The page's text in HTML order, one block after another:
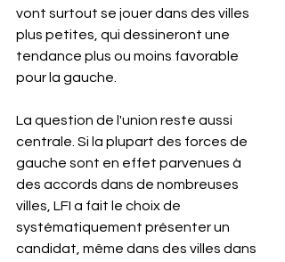
vont surtout se jouer dans des villes
plus petites, qui dessineront une
tendance plus ou moins favorable
pour la gauche.
La question de l'union reste aussi
centrale. Si la plupart des forces de
gauche sont en effet parvenues à
des accords dans de nombreuses
villes, LFI a fait le choix de
systématiquement présenter un
candidat, même dans des villes dans